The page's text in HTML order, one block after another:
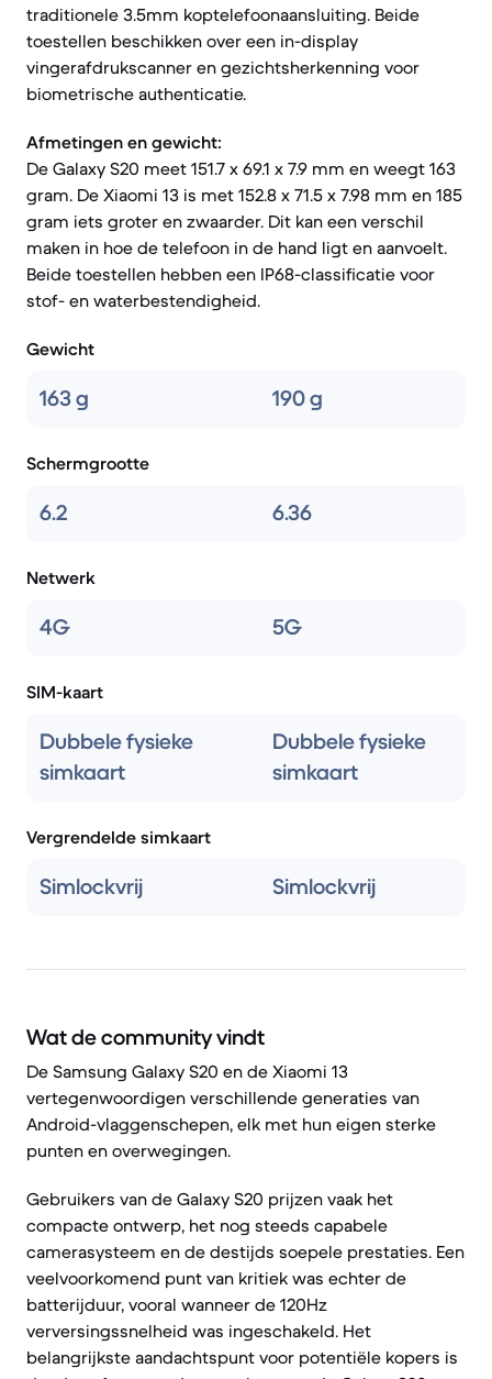
traditionele 3.5mm koptelefoonaansluiting. Beide
toestellen beschikken over een in-display
vingerafdrukscanner en gezichtsherkenning voor
biometrische authenticatie.
Afmetingen en gewicht:
De Galaxy S20 meet 151.7 x 69.1 x 7.9 mm en weegt 163
gram. De Xiaomi 13 is met 152.8 x 71.5 x 7.98 mm en 185
gram iets groter en zwaarder. Dit kan een verschil
maken in hoe de telefoon in de hand ligt en aanvoelt.
Beide toestellen hebben een IP68-classificatie voor
stof- en waterbestendigheid.
Gewicht
163 g 190 g
Schermgrootte
6.2 6.36
Netwerk
4G 5G
SIM-kaart
Dubbele fysieke
simkaart
Dubbele fysieke
simkaart
Vergrendelde simkaart
Simlockvrij Simlockvrij
Wat de community vindt
De Samsung Galaxy S20 en de Xiaomi 13
vertegenwoordigen verschillende generaties van
Android-vlaggenschepen, elk met hun eigen sterke
punten en overwegingen.
Gebruikers van de Galaxy S20 prijzen vaak het
compacte ontwerp, het nog steeds capabele
camerasysteem en de destijds soepele prestaties. Een
veelvoorkomend punt van kritiek was echter de
batterijduur, vooral wanneer de 120Hz
verversingssnelheid was ingeschakeld. Het
belangrijkste aandachtspunt voor potentiële kopers is